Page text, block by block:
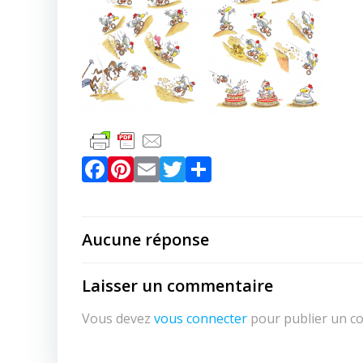
Facebook
Pinterest
EmailTwitter
Aucune réponse
Laisser un commentaire
Vous devez vous connecter pour publier un